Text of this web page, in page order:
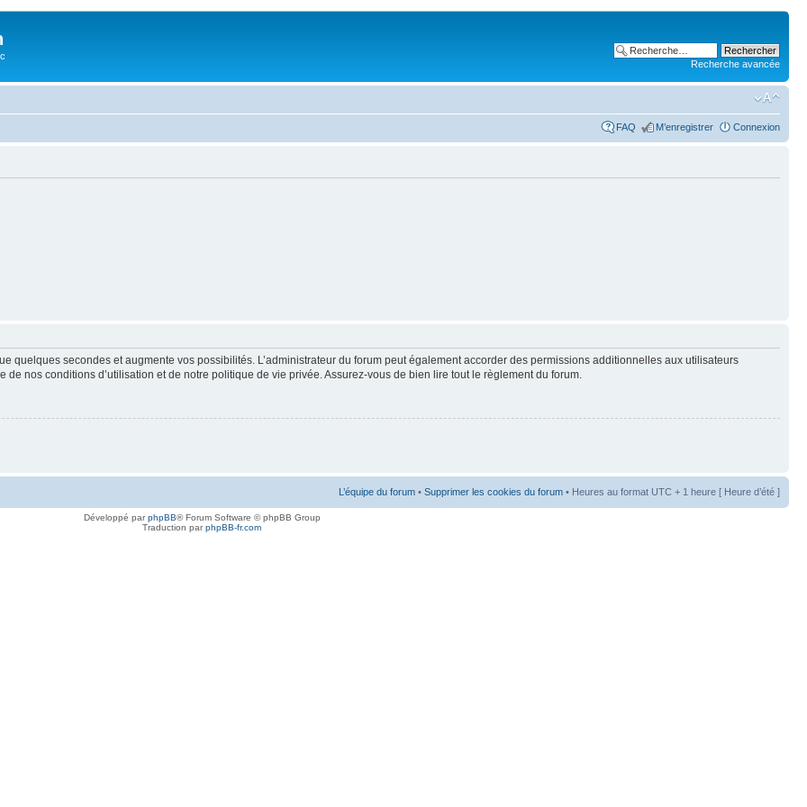
Recherche avancée
FAQ M’enregistrer Connexion
quelques secondes et augmente vos possibilités. L’administrateur du forum peut également accorder des permissions additionnelles aux utilisateurs
nos conditions d’utilisation et de notre politique de vie privée. Assurez-vous de bien lire tout le règlement du forum.
L’équipe du forum • Supprimer les cookies du forum • Heures au format UTC + 1 heure [ Heure d’été ]
Développé parphpBB® Forum Software © phpBB Group
Traduction parphpBB-fr.com